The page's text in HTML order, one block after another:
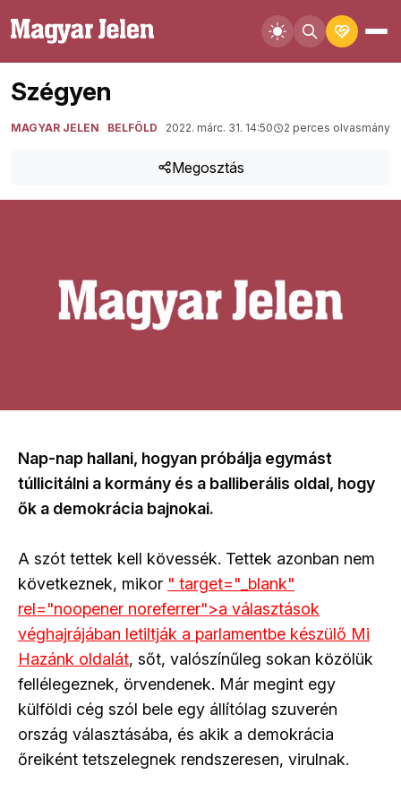
Szégyen
MAGYAR JELEN BELFÖLD 2022. márc. 31. 14:50 2 perces olvasmány
Megosztás
Nap-nap hallani, hogyan próbálja egymást
túllicitálni a kormány és a balliberális oldal, hogy
ők a demokrácia bajnokai.
A szót tettek kell kövessék. Tettek azonban nem
következnek, mikor " target="_blank"
rel="noopener noreferrer">a választások
véghajrájában letiltják a parlamentbe készülő Mi
Hazánk oldalát, sőt, valószínűleg sokan közölük
fellélegeznek, örvendenek. Már megint egy
külföldi cég szól bele egy állítólag szuverén
ország választásába, és akik a demokrácia
őreiként tetszelegnek rendszeresen, virulnak.